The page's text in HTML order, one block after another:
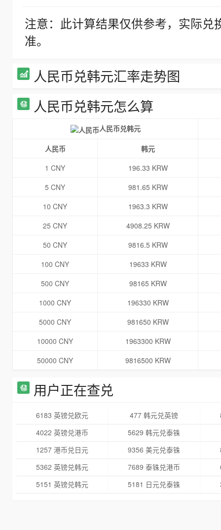
注意：此计算结果仅供参考，实际
准。
人民币兑韩元汇率走势图
人民币兑韩元怎么算
人民币兑韩元
人民币
韩元
1 CNY
196.33 KRW
5 CNY
981.65 KRW
10 CNY
1963.3 KRW
25 CNY
4908.25 KRW
50 CNY
9816.5 KRW
100 CNY
19633 KRW
500 CNY
98165 KRW
1000 CNY
196330 KRW
5000 CNY
981650 KRW
10000 CNY
1963300 KRW
50000 CNY
9816500 KRW
用户正在查兑
6183 英镑兑欧元 477 韩元兑英镑
4022 英镑兑港币
5629 韩元兑泰铢
1257 港币兑日元
9356 美元兑泰铢
5362 英镑兑韩元
7689 泰铢兑港币
5151 英镑兑韩元
5181 日元兑泰铢